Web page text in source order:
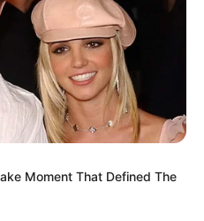
Moment That Defined The